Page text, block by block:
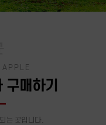
APPLE
구매하기
는 곳입니다.